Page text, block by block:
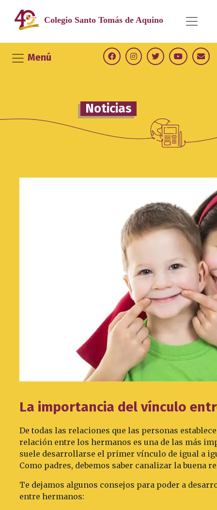
contenido
Colegio SantoTomás de Aquino
Menú
Noticias
La importancia del vínculo
De todas las relaciones que las personas
relación entre los hermanos es una de las más
suele desarrollarse el primer vínculo de igual a
Como padres, debemos saber canalizar la buena
Te dejamos algunos consejos para poder a
entre hermanos: